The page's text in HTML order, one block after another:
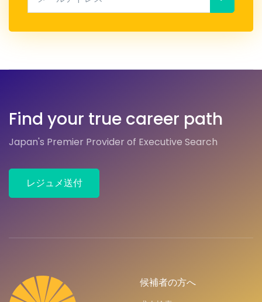
Find your true career path
Japan's Premier Provider of Executive Search
レジュメ送付
候補者の方へ